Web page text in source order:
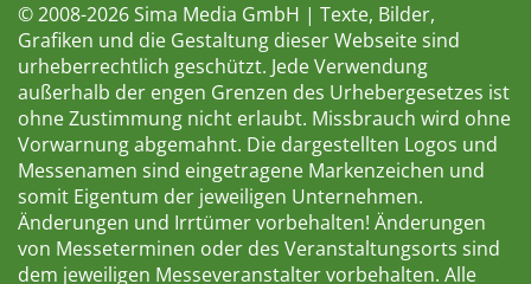
© 2008-2026 Sima Media GmbH | Texte, Bilder,
Grafiken und die Gestaltung dieser Webseite sind
urheberrechtlich geschützt. Jede Verwendung
außerhalb der engen Grenzen des Urhebergesetzes ist
ohne Zustimmung nicht erlaubt. Missbrauch wird ohne
Vorwarnung abgemahnt. Die dargestellten Logos und
Messenamen sind eingetragene Markenzeichen und
somit Eigentum der jeweiligen Unternehmen.
Änderungen und Irrtümer vorbehalten! Änderungen
von Messeterminen oder des Veranstaltungsorts sind
dem jeweiligen Messeveranstalter vorbehalten. Alle